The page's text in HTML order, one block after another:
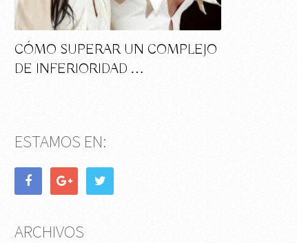
CÓMO SUPERAR UN COMPLEJO
DE INFERIORIDAD …
ESTAMOS EN:
ARCHIVOS